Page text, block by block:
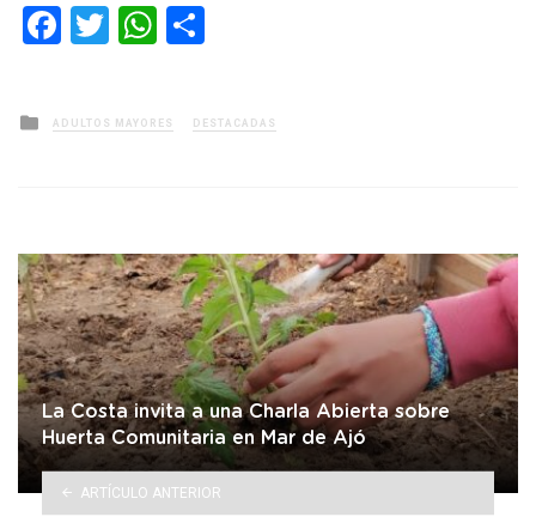
Facebook
TwitterWhatsApp
Posted
in
ADULTOS MAYORES DESTACADAS
La Costa invita a una Charla Abierta sobre
Huerta Comunitaria en Mar de Ajó
ARTÍCULO ANTERIOR